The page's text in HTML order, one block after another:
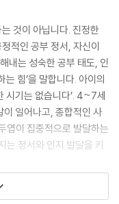
조절력
것이 아닙니다. 진정한
적인 공부 정서, 자신이
내는 성숙한 공부 태도, 인
힘’을 말합니다. 아이의
시기는 없습니다’. 4~7세
일어나고, 종합적인 사
엽이 집중적으로 발달하는
는 정서와 인지 발달을 키
만 있다면」중에서